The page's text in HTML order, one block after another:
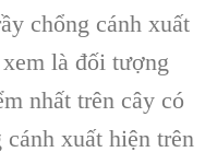
chổng cánh xuất
là đối tượng
nhất trên cây có
xuất hiện trên